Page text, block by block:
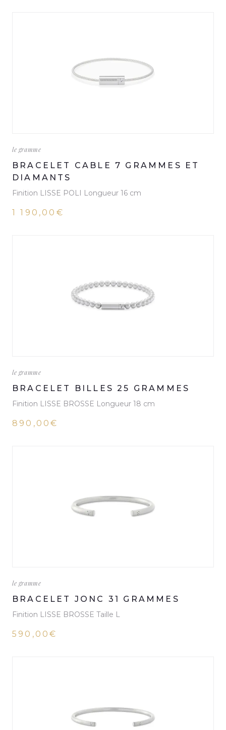
le gramme
BRACELET CABLE 7 GRAMMES ET
DIAMANTS
Finition LISSE POLI Longueur 16 cm
1 190,00€
le gramme
BRACELET BILLES 25 GRAMMES
Finition LISSE BROSSE Longueur 18 cm
890,00€
le gramme
BRACELET JONC 31 GRAMMES
Finition LISSE BROSSE Taille L
590,00€